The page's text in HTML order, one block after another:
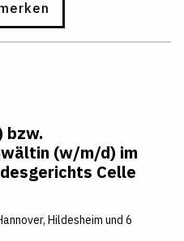
bzw.
(w/m/d) im
Celle
Hildesheim und 6